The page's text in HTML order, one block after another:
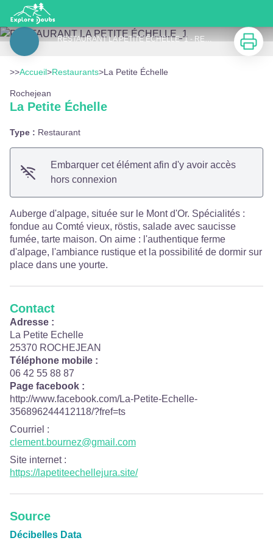
La Petite Échelle
RESTAURANT LA PETITE ÉCHELLE_1 - RESTAURANT LA PETITE ÉCHELLE
Voir l'image en plein écran
Imprimer
>>Accueil>Restaurants>La Petite Échelle
Rochejean
La Petite Échelle
Type : Restaurant
Embarquer cet élément afin d'y avoir accès
hors connexion
Auberge d'alpage, située sur le Mont d'Or. Spécialités :
fondue au Comté vieux, röstis, salade avec saucisse
fumée, tarte maison. On aime : l'authentique ferme
d'alpage, l'ambiance rustique et la possibilité de dormir sur
place dans une yourte.
Contact
Adresse :
La Petite Echelle
25370 ROCHEJEAN
Téléphone mobile :
06 42 55 88 87
Page facebook :
http://www.facebook.com/La-Petite-Echelle-
356896244412118/?fref=ts
Courriel :
clement.bournez@gmail.com
Site internet:
https://lapetiteechellejura.site/
Source
Décibelles Data